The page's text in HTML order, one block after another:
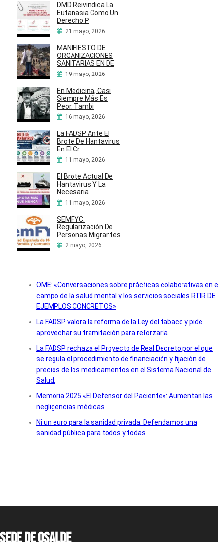
DMD Reivindica La
Eutanasia Como Un
Derecho P
21 mayo, 2026
MANIFIESTO DE
ORGANIZACIONES
SANITARIAS EN DE
19 mayo, 2026
En Medicina, Casi
Siempre Más Es
Peor. Tambi
16 mayo, 2026
La FADSP Ante El
Brote De Hantavirus
En El Cr
11 mayo, 2026
El Brote Actual De
Hantavirus Y La
Necesaria
11 mayo, 2026
SEMFYC:
Regularización De
Personas Migrantes
2 mayo, 2026
OME: «Conversaciones sobre prácticas colaborativas en
campo de la salud mental y los servicios sociales RTIR DE
EJEMPLOS CONCRETOS»
La FADSP valora la reforma de la Ley del tabaco y pide
aprovechar su tramitación para reforzarla
La FADSP rechaza el Proyecto de Real Decreto por el que
se regula el procedimiento de financiación y fijación de
precios de los medicamentos en el Sistema Nacional de
Salud.
Memoria 2025 «El Defensor del Paciente»: Aumentan las
negligencias médicas
Ni un euro para la sanidad privada: Defendamos una
sanidad pública para todos y todas
Sede de OSALDE